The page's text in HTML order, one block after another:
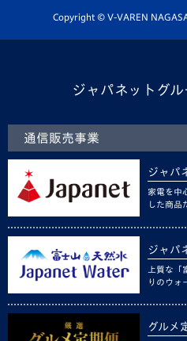
ホームタウン活動
Copyright © V-VAREN
ジャパネットグ
通信販売事業
ジャパ
家電を中
した商品
ジャパ
上質な「
りのウォ
グルメ